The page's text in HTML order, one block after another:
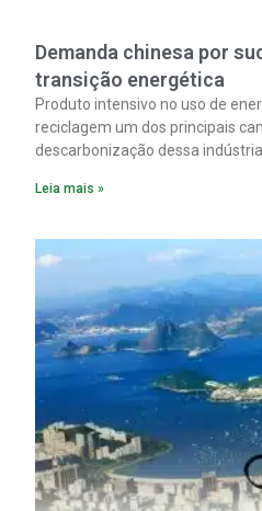
Demanda chinesa por
transição energética
Produto intensivo no uso de
reciclagem um dos principais
descarbonização dessa
material. A produção de um
insumo, a sucata, devido,
pela matéria-prima.
Leia mais »